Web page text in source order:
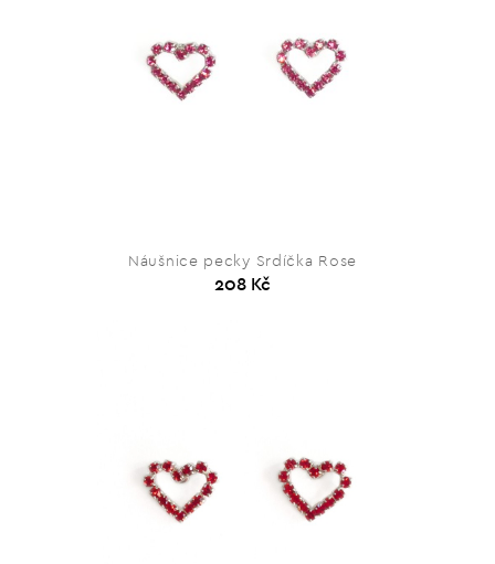
Náušnice pecky Srdíčka Rose
208 Kč